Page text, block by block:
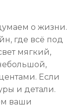
о жизни.
где всё под
мягкий,
Если
и детали.
ваши